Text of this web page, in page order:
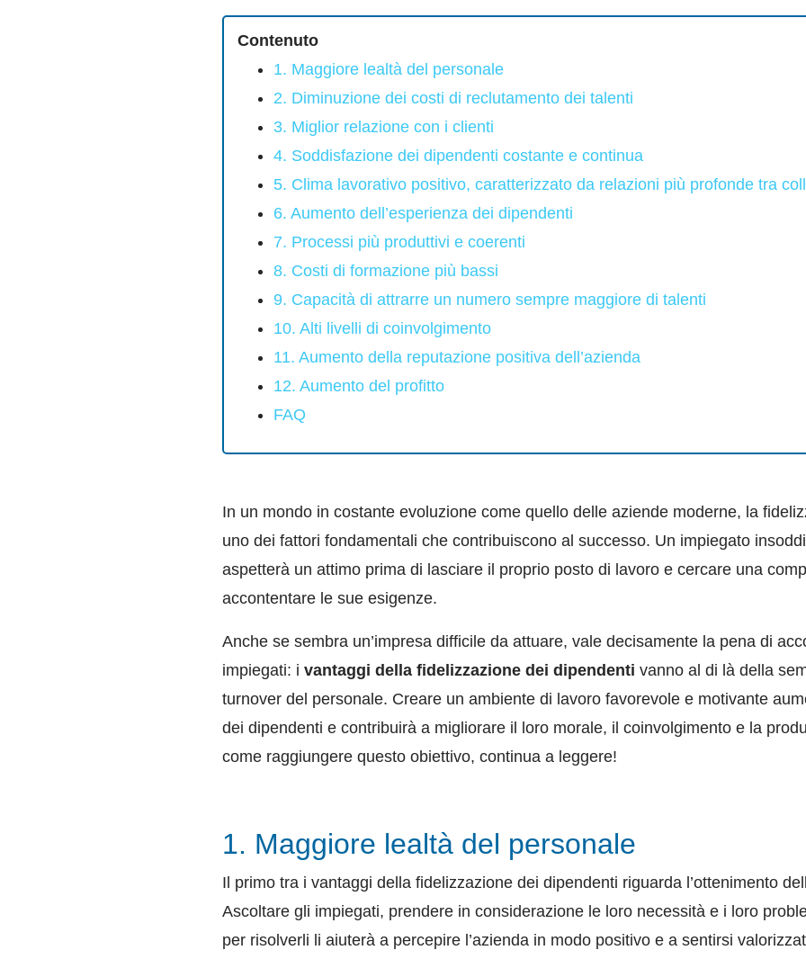
Contenuto
1. Maggiore lealtà del personale
2. Diminuzione dei costi di reclutamento dei talenti
3. Miglior relazione con i clienti
4. Soddisfazione dei dipendenti costante e continua
5. Clima lavorativo positivo, caratterizzato da relazioni più profonde tra
6. Aumento dell’esperienza dei dipendenti
7. Processi più produttivi e coerenti
8. Costi di formazione più bassi
9. Capacità di attrarre un numero sempre maggiore di talenti
10. Alti livelli di coinvolgimento
11. Aumento della reputazione positiva dell’azienda
12. Aumento del profitto
FAQ
In un mondo in costante evoluzione come quello delle aziende moderne, la
uno dei fattori fondamentali che contribuiscono al successo. Un impiegato
aspetterà un attimo prima di lasciare il proprio posto di lavoro e cercare una
accontentare le sue esigenze.
Anche se sembra un’impresa difficile da attuare, vale decisamente la pena di
impiegati: i vantaggi della fidelizzazione dei dipendenti vanno al di là della
turnover del personale. Creare un ambiente di lavoro favorevole e motivante
dei dipendenti e contribuirà a migliorare il loro morale, il coinvolgimento e la
come raggiungere questo obiettivo, continua a leggere!
1. Maggiore lealtà del personale
Il primo tra i vantaggi della fidelizzazione dei dipendenti riguarda l’ottenimento
Ascoltare gli impiegati, prendere in considerazione le loro necessità e i loro
per risolverli li aiuterà a percepire l’azienda in modo positivo e a sentirsi